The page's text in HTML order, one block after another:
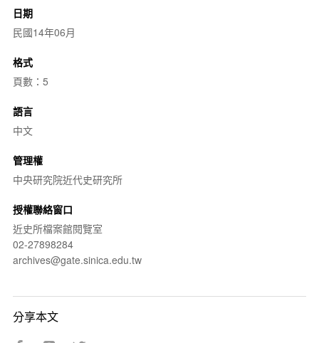
日期
民國14年06月
格式
頁數：5
語言
中文
管理權
中央研究院近代史研究所
授權聯絡窗口
近史所檔案館閱覽室
02-27898284
archives@gate.sinica.edu.tw
分享本文